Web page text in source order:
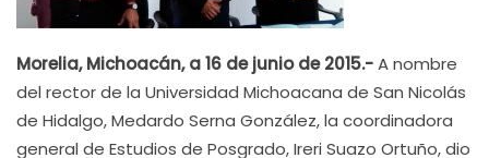
Morelia, Michoacán, a 16 de junio de 2015.-A nombre
del rector de la Universidad Michoacana de San Nicolás
de Hidalgo, Medardo Serna González, la coordinadora
general de Estudios de Posgrado, Ireri Suazo Ortuño, dio